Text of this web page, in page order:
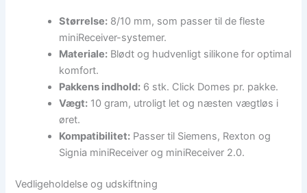
Størrelse: 8/10 mm, som passer til de fleste
miniReceiver-systemer.
Materiale: Blødt og hudvenligt silikone for optimal
komfort.
Pakkens indhold: 6 stk. Click Domes pr. pakke.
Vægt: 10 gram, utroligt let og næsten vægtløs i
øret.
Kompatibilitet: Passer til Siemens, Rexton og
Signia miniReceiver og miniReceiver 2.0.
Vedligeholdelse og udskiftning